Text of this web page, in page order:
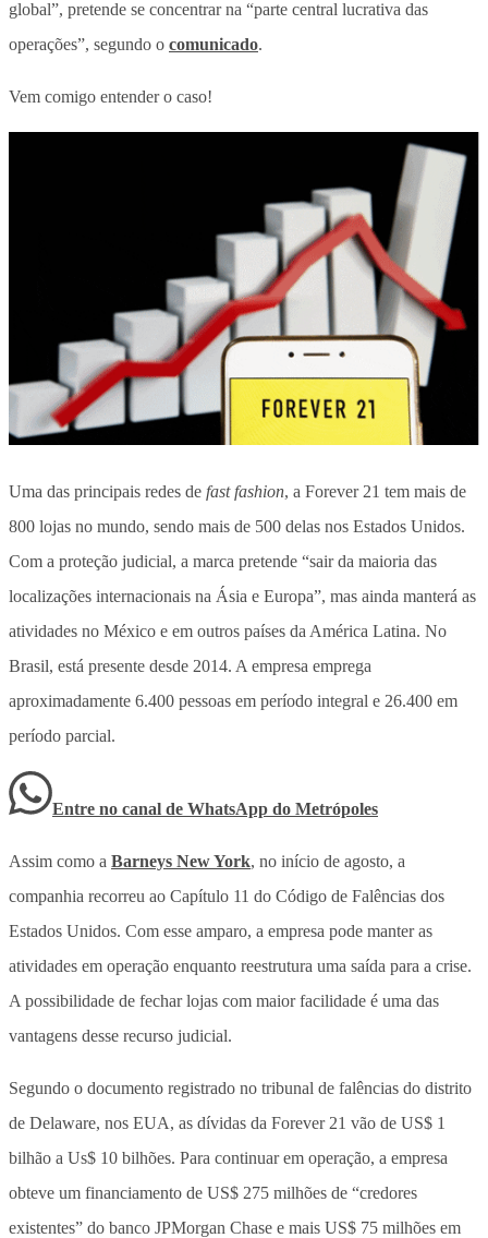
global”, pretende se concentrar na “parte central lucrativa das
operações”, segundo o comunicado.
Vem comigo entender o caso!
Uma das principais redes de fast fashion, a Forever 21 tem mais de
800 lojas no mundo, sendo mais de 500 delas nos Estados Unidos.
Com a proteção judicial, a marca pretende “sair da maioria das
localizações internacionais na Ásia e Europa”, mas ainda manterá as
atividades no México e em outros países da América Latina. No
Brasil, está presente desde 2014. A empresa emprega
aproximadamente 6.400 pessoas em período integral e 26.400 em
período parcial.
Entre no canal de WhatsApp do Metrópoles
Assim como a Barneys New York, no início de agosto, a
companhia recorreu ao Capítulo 11 do Código de Falências dos
Estados Unidos. Com esse amparo, a empresa pode manter as
atividades em operação enquanto reestrutura uma saída para a crise.
A possibilidade de fechar lojas com maior facilidade é uma das
vantagens desse recurso judicial.
Segundo o documento registrado no tribunal de falências do distrito
de Delaware, nos EUA, as dívidas da Forever 21 vão de US$ 1
bilhão a Us$ 10 bilhões. Para continuar em operação, a empresa
obteve um financiamento de US$ 275 milhões de “credores
existentes” do banco JPMorgan Chase e mais US$ 75 milhões em